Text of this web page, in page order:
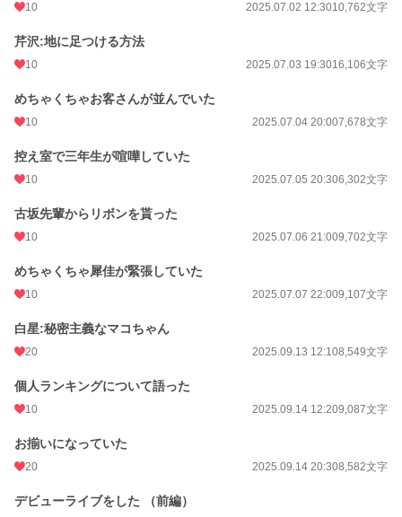
10 2025.07.02 12:3010,762文字
芹沢:地に足つける方法
10 2025.07.03 19:3016,106文字
めちゃくちゃお客さんが並んでいた
10 2025.07.04 20:007,678文字
控え室で三年生が喧嘩していた
10 2025.07.05 20:306,302文字
古坂先輩からリボンを貰った
10 2025.07.06 21:009,702文字
めちゃくちゃ犀佳が緊張していた
10 2025.07.07 22:009,107文字
白星:秘密主義なマコちゃん
20 2025.09.13 12:108,549文字
個人ランキングについて語った
10 2025.09.14 12:209,087文字
お揃いになっていた
20 2025.09.14 20:308,582文字
デビューライブをした （前編）